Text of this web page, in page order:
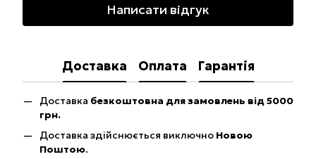
Написати відгук
Доставка Оплата Гарантія
Доставка безкоштовна для замовлень від 5000
грн.
Доставка здійснюється виключно Новою
Поштою.